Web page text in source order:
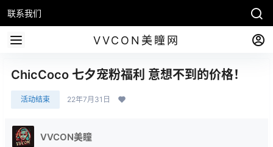
联系我们
VVCON美瞳网
ChicCoco 七夕宠粉福利 意想不到的价格！
活动结束 22年7月31日
VVCON美瞳